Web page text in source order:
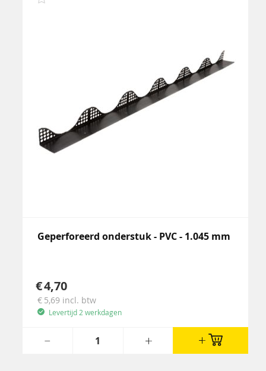
Geperforeerd onderstuk - PVC - 1.045 mm
4,70
5,69 incl. btw
Levertijd 2 werkdagen